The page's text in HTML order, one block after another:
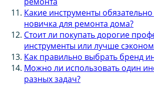
Какие инструменты
новичка для ремонта дома?
Стоит ли покупать дорогие
инструменты или лучше
Как правильно выбрать бренд
Можно ли использовать один
разных задач?